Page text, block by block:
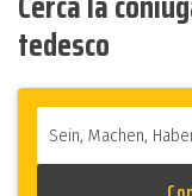
tedesco